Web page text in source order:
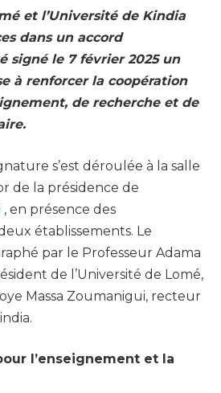
et l’Université de Kindia
dans un accord
signé le 7 février 2025 un
à renforcer la coopération
de recherche et de
s’est déroulée à la salle
de la présidence de
, en présence des
établissements. Le
par le Professeur Adama
de l’Université de Lomé,
Massa Zoumanigui, recteur
l’enseignement et la